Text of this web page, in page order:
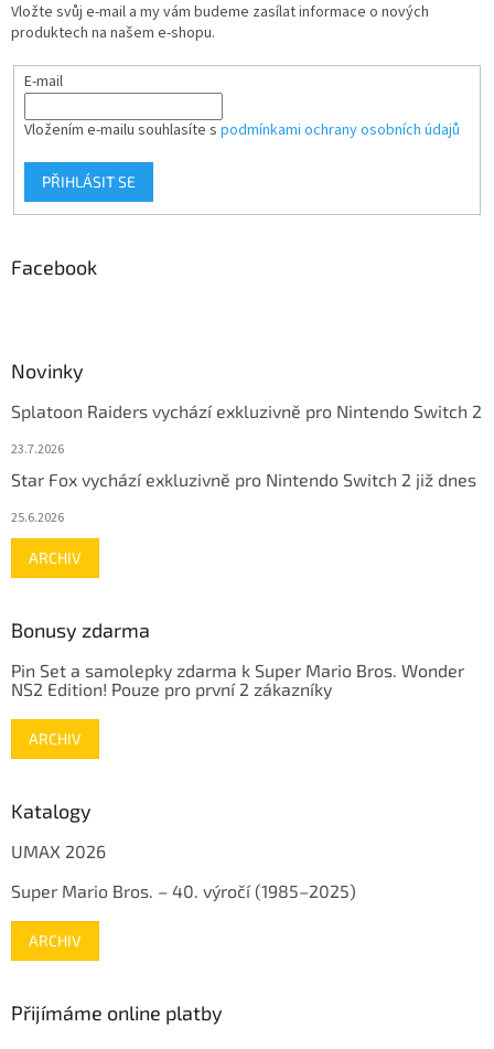
Vložte svůj e-mail a my vám budeme zasílat informace o nových
produktech na našem e-shopu.
E-mail
Vložením e-mailu souhlasíte s podmínkami ochrany osobních údajů
PŘIHLÁSIT SE
Facebook
Novinky
Splatoon Raiders vychází exkluzivně pro Nintendo Switch 2
23.7.2026
Star Fox vychází exkluzivně pro Nintendo Switch 2 již dnes
25.6.2026
ARCHIV
Bonusy zdarma
Pin Set a samolepky zdarma k Super Mario Bros. Wonder
NS2 Edition! Pouze pro první 2 zákazníky
ARCHIV
Katalogy
UMAX 2026
Super Mario Bros. – 40. výročí (1985–2025)
ARCHIV
Přijímáme online platby